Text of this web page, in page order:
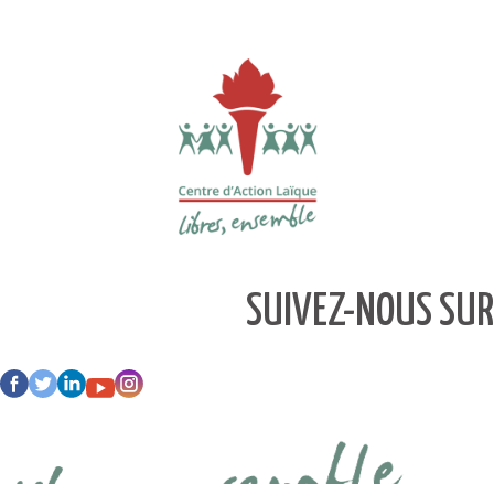
SUIVEZ-NOUS SUR